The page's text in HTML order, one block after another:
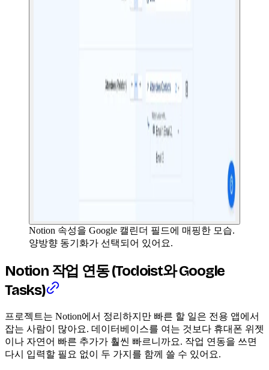
Notion 속성을 Google 캘린더 필드에 매핑한 모습.
양방향 동기화가 선택되어 있어요.
Notion 작업 연동 (Todoist와 Google
Tasks)
프로젝트는 Notion에서 정리하지만 빠른 할 일은 전용 앱에서
잡는 사람이 많아요. 데이터베이스를 여는 것보다 휴대폰 위젯
이나 자연어 빠른 추가가 훨씬 빠르니까요. 작업 연동을 쓰면
다시 입력할 필요 없이 두 가지를 함께 쓸 수 있어요.